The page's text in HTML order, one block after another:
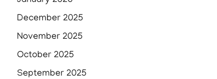
December 2025
November 2025
October 2025
September 2025